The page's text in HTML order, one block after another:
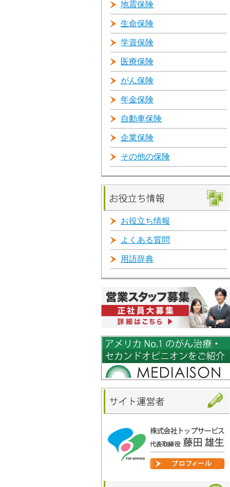
地震保険
生命保険
学資保険
医療保険
がん保険
年金保険
自動車保険
企業保険
その他の保険
お役立ち情報
よくある質問
用語辞典